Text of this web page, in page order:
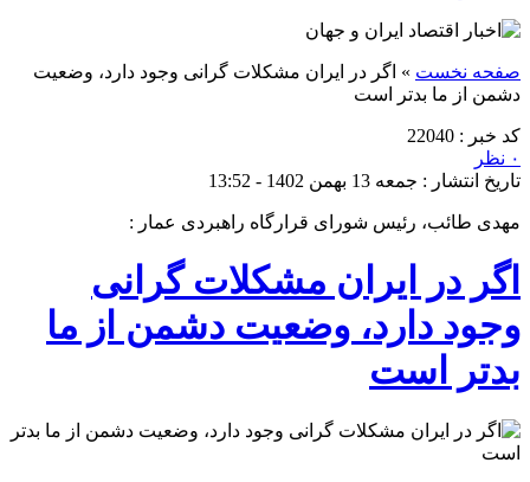
صفحه نخست » اگر در ایران مشکلات گرانی وجود دارد، وضعیت
دشمن از ما بدتر است
کد خبر : 22040
۰ نظر
تاریخ انتشار : جمعه 13 بهمن 1402 - 13:52
مهدی طائب، رئیس شورای قرارگاه راهبردی عمار :
اگر در ایران مشکلات گرانی
وجود دارد، وضعیت دشمن از ما
بدتر است